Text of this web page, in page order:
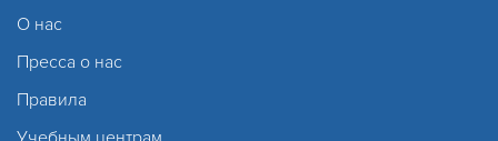
О нас
Пресса о нас
Правила